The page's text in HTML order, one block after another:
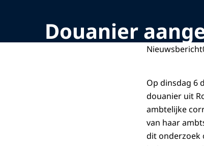
Douanier
Nieuwsbericht
Op dinsdag 6
douanier uit
ambtelijke
van haar
dit onderzoek